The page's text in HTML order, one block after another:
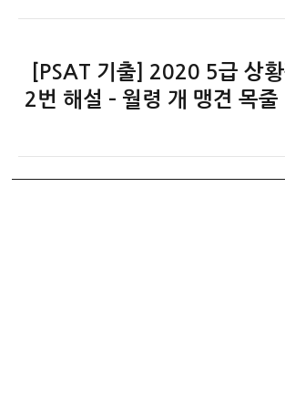
음
[PSAT 기출] 2020 5급 상
2번 해설 – 월령 개 맹견 목줄